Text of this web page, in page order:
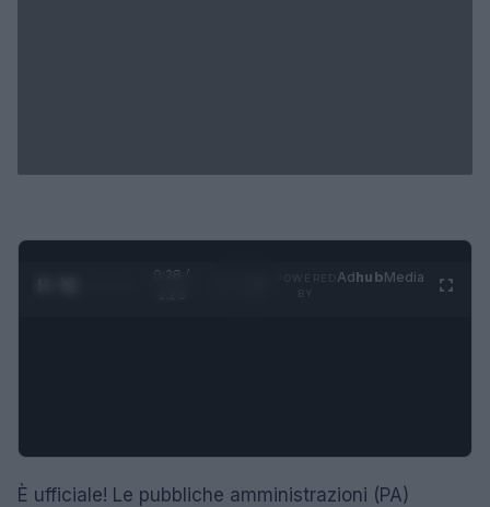
0:28 /
AdhubMedia
È ufficiale! Le pubbliche amministrazioni (PA)